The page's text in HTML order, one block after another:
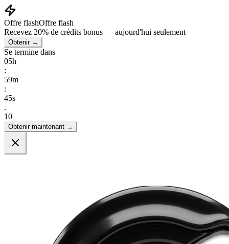
Offre flashOffre flash
Recevez 20% de crédits bonus — aujourd'hui seulement
Obtenir →
Se termine dans
05h
:
59m
:
44s
.
00
Obtenir maintenant →